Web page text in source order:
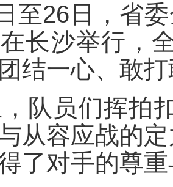
至26日，省
长沙举行，
结一心、敢
队员们挥拍
与从容应战的
了对手的尊